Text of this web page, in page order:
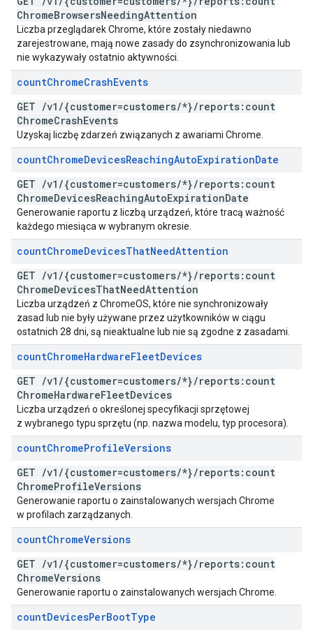
ChromeBrowsersNeedingAttention
Liczba przeglądarek Chrome, które zostały niedawno
zarejestrowane, mają nowe zasady do zsynchronizowania lub
nie wykazywały ostatnio aktywności.
countChromeCrashEvents
GET /v1 /{customer=customers/*}/reports:count
ChromeCrashEvents
Uzyskaj liczbę zdarzeń związanych z awariami Chrome.
countChromeDevicesReachingAutoExpirationDate
GET /v1 /{customer=customers/*}/reports:count
ChromeDevicesReachingAutoExpirationDate
Generowanie raportu z liczbą urządzeń, które tracą ważność
każdego miesiąca w wybranym okresie.
countChromeDevicesThatNeedAttention
GET /v1 /{customer=customers/*}/reports:count
ChromeDevicesThatNeedAttention
Liczba urządzeń z ChromeOS, które nie synchronizowały
zasad lub nie były używane przez użytkowników w ciągu
ostatnich 28 dni, są nieaktualne lub nie są zgodne z zasadami.
countChromeHardwareFleetDevices
GET /v1 /{customer=customers/*}/reports:count
ChromeHardwareFleetDevices
Liczba urządzeń o określonej specyfikacji sprzętowej
z wybranego typu sprzętu (np. nazwa modelu, typ procesora).
countChromeProfileVersions
GET /v1 /{customer=customers/*}/reports:count
ChromeProfileVersions
Generowanie raportu o zainstalowanych wersjach Chrome
w profilach zarządzanych.
countChromeVersions
GET /v1 /{customer=customers/*}/reports:count
ChromeVersions
Generowanie raportu o zainstalowanych wersjach Chrome.
countDevicesPerBootType